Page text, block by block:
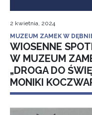
2 kwietnia, 2024
MUZEUM ZAMEK W
WIOSENNE
W MUZEUM
„DROGA DO
MONIKI